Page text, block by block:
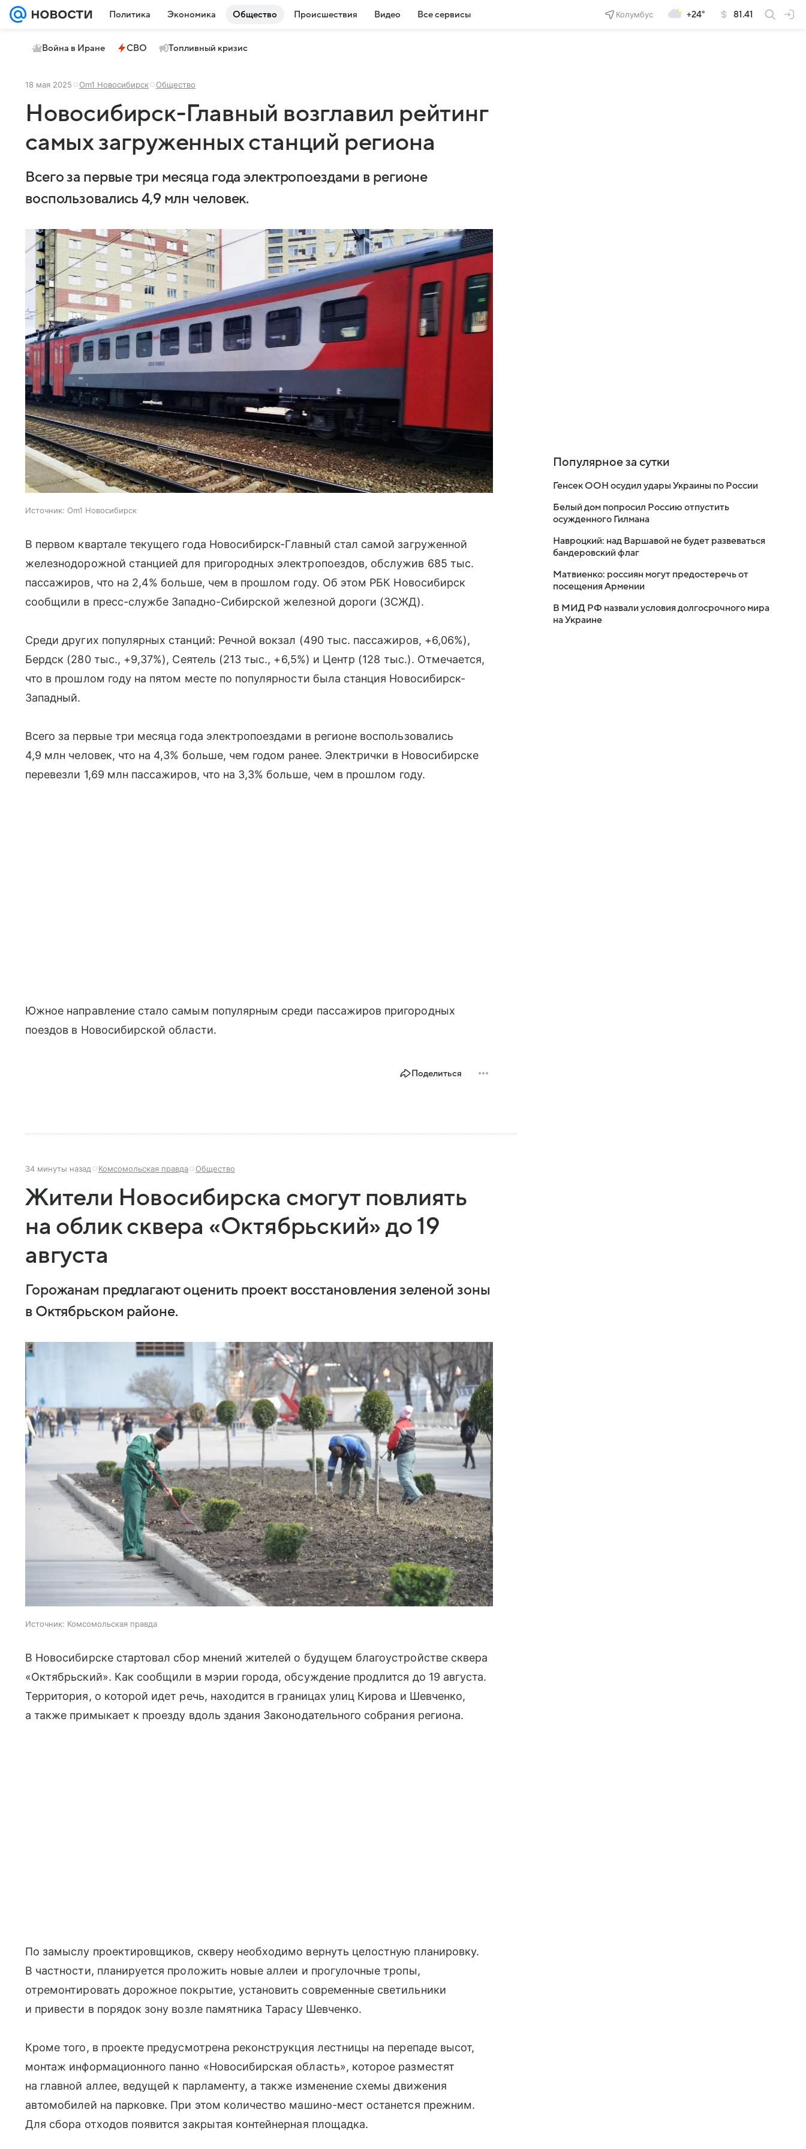
Политика Экономика Общество Происшествия Видео Все сервисы Колумбус +24° 81.41
Война в Иране СВО Топливный кризис
18 мая 2025 Om1 Новосибирск Общество
Новосибирск-Главный возглавил рейтинг
самых загруженных станций региона
Всего за первые три месяца года электропоездами в регионе
воспользовались 4,9 млн человек.
Источник: Om1 Новосибирск
В первом квартале текущего года Новосибирск-Главный стал самой загруженной
железнодорожной станцией для пригородных электропоездов, обслужив 685 тыс.
пассажиров, что на 2,4% больше, чем в прошлом году. Об этом РБК Новосибирск
сообщили в пресс-службе Западно-Сибирской железной дороги (ЗСЖД).
Среди других популярных станций: Речной вокзал (490 тыс. пассажиров, +6,06%),
Бердск (280 тыс., +9,37%), Сеятель (213 тыс., +6,5%) и Центр (128 тыс.). Отмечается,
что в прошлом году на пятом месте по популярности была станция Новосибирск-
Западный.
Всего за первые три месяца года электропоездами в регионе воспользовались
4,9 млн человек, что на 4,3% больше, чем годом ранее. Электрички в Новосибирске
перевезли 1,69 млн пассажиров, что на 3,3% больше, чем в прошлом году.
Южное направление стало самым популярным среди пассажиров пригородных
поездов в Новосибирской области.
Поделиться
34 минуты назад Комсомольская правда Общество
Жители Новосибирска смогут повлиять
на облик сквера «Октябрьский» до 19
августа
Горожанам предлагают оценить проект восстановления зеленой зоны
в Октябрьском районе.
Источник: Комсомольская правда
В Новосибирске стартовал сбор мнений жителей о будущем благоустройстве сквера
«Октябрьский». Как сообщили в мэрии города, обсуждение продлится до 19 августа.
Территория, о которой идет речь, находится в границах улиц Кирова и Шевченко,
а также примыкает к проезду вдоль здания Законодательного собрания региона.
По замыслу проектировщиков, скверу необходимо вернуть целостную планировку.
В частности, планируется проложить новые аллеи и прогулочные тропы,
отремонтировать дорожное покрытие, установить современные светильники
и привести в порядок зону возле памятника Тарасу Шевченко.
Кроме того, в проекте предусмотрена реконструкция лестницы на перепаде высот,
монтаж информационного панно «Новосибирская область», которое разместят
на главной аллее, ведущей к парламенту, а также изменение схемы движения
автомобилей на парковке. При этом количество машино-мест останется прежним.
Для сбора отходов появится закрытая контейнерная площадка.
Популярное за сутки
Генсек ООН осудил удары Украины по России
Белый дом попросил Россию отпустить
осужденного Гилмана
Навроцкий: над Варшавой не будет развеваться
бандеровский флаг
Матвиенко: россиян могут предостеречь от
посещения Армении
В МИД РФ назвали условия долгосрочного мира
на Украине